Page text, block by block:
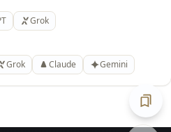
Grok
Grok Claude Gemini
匯